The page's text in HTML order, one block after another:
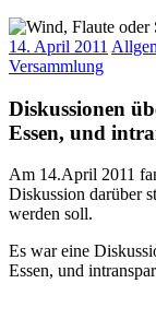
14. April 2011
Versammlung
Diskussionen
Essen, und
Am 14.April 2011
Diskussion darüber
werden soll.
Es war eine
Essen, und